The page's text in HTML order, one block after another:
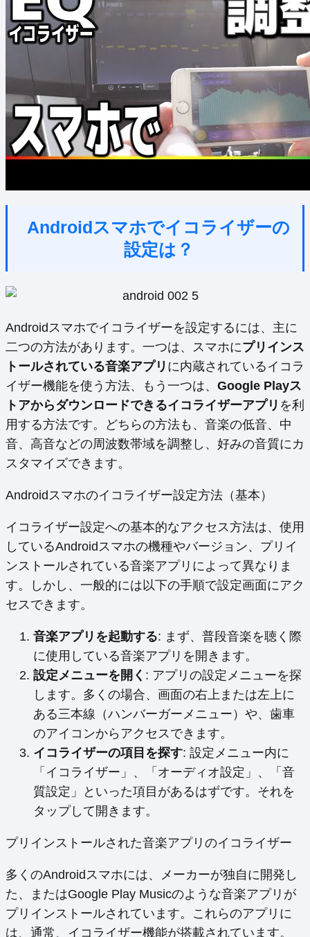
Androidスマホでイコライザーの
設定は？
Androidスマホでイコライザーを設定するには、主に
二つの方法があります。一つは、スマホにプリインス
トールされている音楽アプリ に内蔵されているイコラ
イザー機能を使う方法、もう一つは、 Google Playス
トアからダウンロードできるイコライザーアプリ を利
用する方法です。どちらの方法も、音楽の低音、中
音、高音などの周波数帯域を調整し、好みの音質にカ
スタマイズできます。
Androidスマホのイコライザー設定方法（基本）
イコライザー設定への基本的なアクセス方法は、使用
しているAndroidスマホの機種やバージョン、プリイ
ンストールされている音楽アプリによって異なりま
す。しかし、一般的には以下の手順で設定画面にアク
セスできます。
音楽アプリを起動する: まず、普段音楽を聴く際
に使用している音楽アプリを開きます。
設定メニューを開く : アプリの設定メニューを探
します。多くの場合、画面の右上または左上に
ある三本線（ハンバーガーメニュー）や、歯車
のアイコンからアクセスできます。
イコライザーの項目を探す: 設定メニュー内に
「イコライザー」、「オーディオ設定」、「音
質設定」といった項目があるはずです。それを
タップして開きます。
プリインストールされた音楽アプリのイコライザー
多くのAndroidスマホには、メーカーが独自に開発し
た、またはGoogle Play Musicのような音楽アプリが
プリインストールされています。これらのアプリに
は、通常、イコライザー機能が搭載されています。